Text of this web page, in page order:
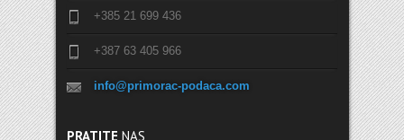
+385 21 699 436
+387 63 405 966
info@primorac-podaca.com
PRATITE NAS